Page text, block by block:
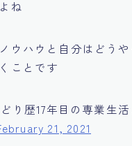
ね
ウハウと自分はどう
ことです
り歴17年目の専業生
21, 2021